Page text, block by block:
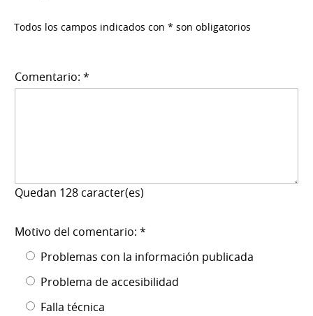
Todos los campos indicados con * son obligatorios
Comentario: *
Quedan 128 caracter(es)
Motivo del comentario: *
Problemas con la información publicada
Problema de accesibilidad
Falla técnica